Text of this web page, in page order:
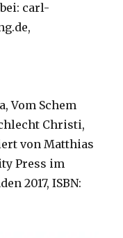
carl-
Vom Schem
Christi,
von Matthias
Press im
2017, ISBN: